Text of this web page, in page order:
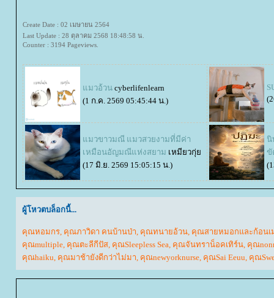
Create Date : 02 เมษายน 2564
Last Update : 28 ตุลาคม 2568 18:48:58 น.
Counter : 3194 Pageviews.
มวอ้วน cyberlifenlearn
(1 ก.ค. 2569 05:45:44 น.)
มวขาวมณี แมวสวยงามที่มีค่า
เหมือนอัญมณีแห่งสยาม เหมียวกุ่
(17 มิ.ย. 2569 15:05:15 น.)
นิ
ขั
ผู้โหวตบล็อกนี้...
คุณหอมกร, คุณภาวิดา คนบ้านป่า, คุณทนายอ้วน, คุณสายหมอกและก้อนเ
คุณmultiple, คุณตะลีกีปัส, คุณSleepless Sea, คุณจันทราน็อคเทิร์น, คุณ
คุณhaiku, คุณมาช้ายังดีกว่าไม่มา, คุณnewyorknurse, คุณSai Eeuu, คุณ